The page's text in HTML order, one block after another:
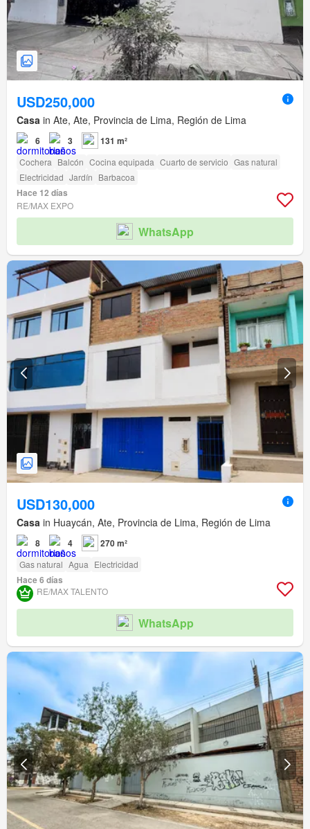
USD250,000
Casa in Ate, Ate, Provincia de Lima, Región de Lima
6 3 131 m²
Cochera Balcón Cocina equipada Cuarto de servicio Gas natural
Electricidad Jardín Barbacoa
Hace 12 días
RE/MAX EXPO
WhatsApp
USD130,000
Casa in Huaycán, Ate, Provincia de Lima, Región de Lima
8 4 270 m²
Gas natural Agua Electricidad
Hace 6 días
RE/MAX TALENTO
WhatsApp